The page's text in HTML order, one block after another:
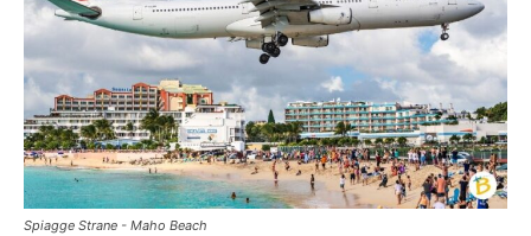
Spiagge Strane - Maho Beach